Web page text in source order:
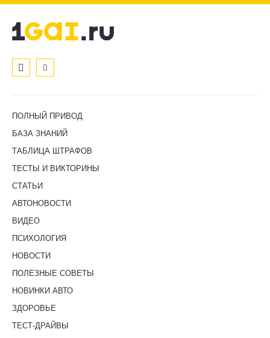
ПОЛНЫЙ ПРИВОД
БАЗА ЗНАНИЙ
ТАБЛИЦА ШТРАФОВ
ТЕСТЫ И ВИКТОРИНЫ
СТАТЬИ
АВТОНОВОСТИ
ВИДЕО
ПСИХОЛОГИЯ
НОВОСТИ
ПОЛЕЗНЫЕ СОВЕТЫ
НОВИНКИ АВТО
ЗДОРОВЬЕ
ТЕСТ-ДРАЙВЫ